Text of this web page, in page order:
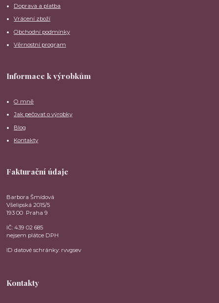
Doprava a platba
Vrácení zboží
Obchodní podmínky
Věrnostní program
Informace k výrobkům
O mně
Jak pečovat o výrobky
Blog
Kontakty
Fakturační údaje
Barbora Šmídová
Všelipská 2015/5
193 00 Praha 9
IČ: 439 02 685
nejsem plátce DPH
ID datové schránky: rvvgsev
Kontakty